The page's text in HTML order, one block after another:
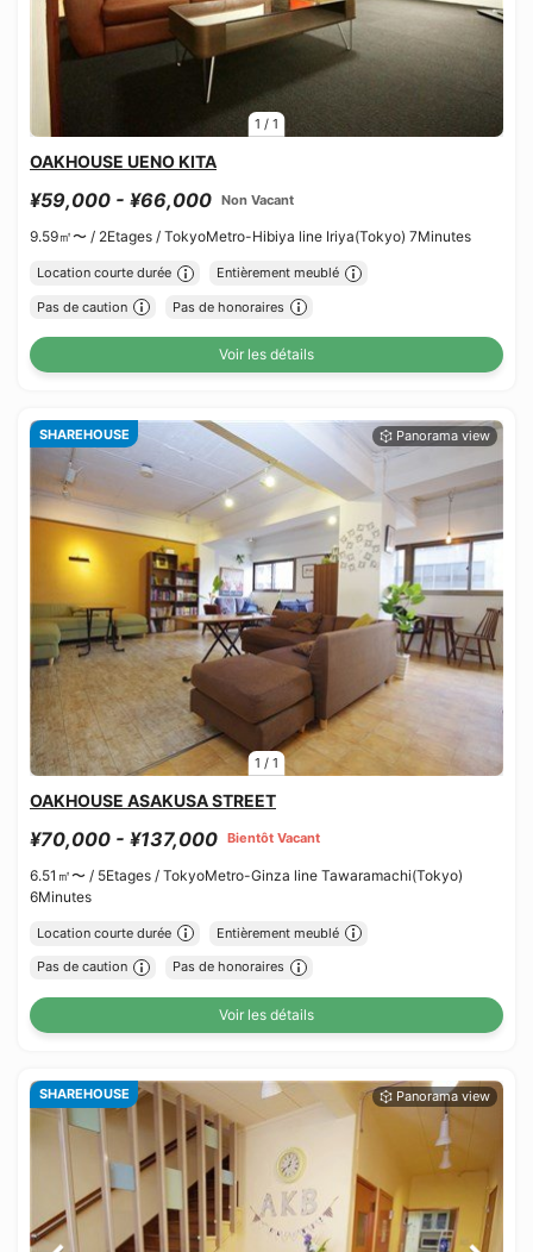
1 / 1
OAKHOUSE UENO KITA
¥59,000 - ¥66,000 Non Vacant
9.59㎡〜 / 2Etages / TokyoMetro-Hibiya line Iriya(Tokyo) 7Minutes
Location courte durée Entièrement meublé
Pas de caution Pas de honoraires
Voir les détails
1 / 1
SHAREHOUSE
OAKHOUSE ASAKUSA STREET
¥70,000 - ¥137,000 Bientôt Vacant
6.51㎡〜 / 5Etages / TokyoMetro-Ginza line Tawaramachi(Tokyo)
6Minutes
Location courte durée Entièrement meublé
Pas de caution Pas de honoraires
Voir les détails
SHAREHOUSE